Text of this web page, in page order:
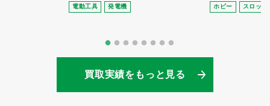
電動⼯具 発電機 ホビー スロット
買取実績をもっと見る